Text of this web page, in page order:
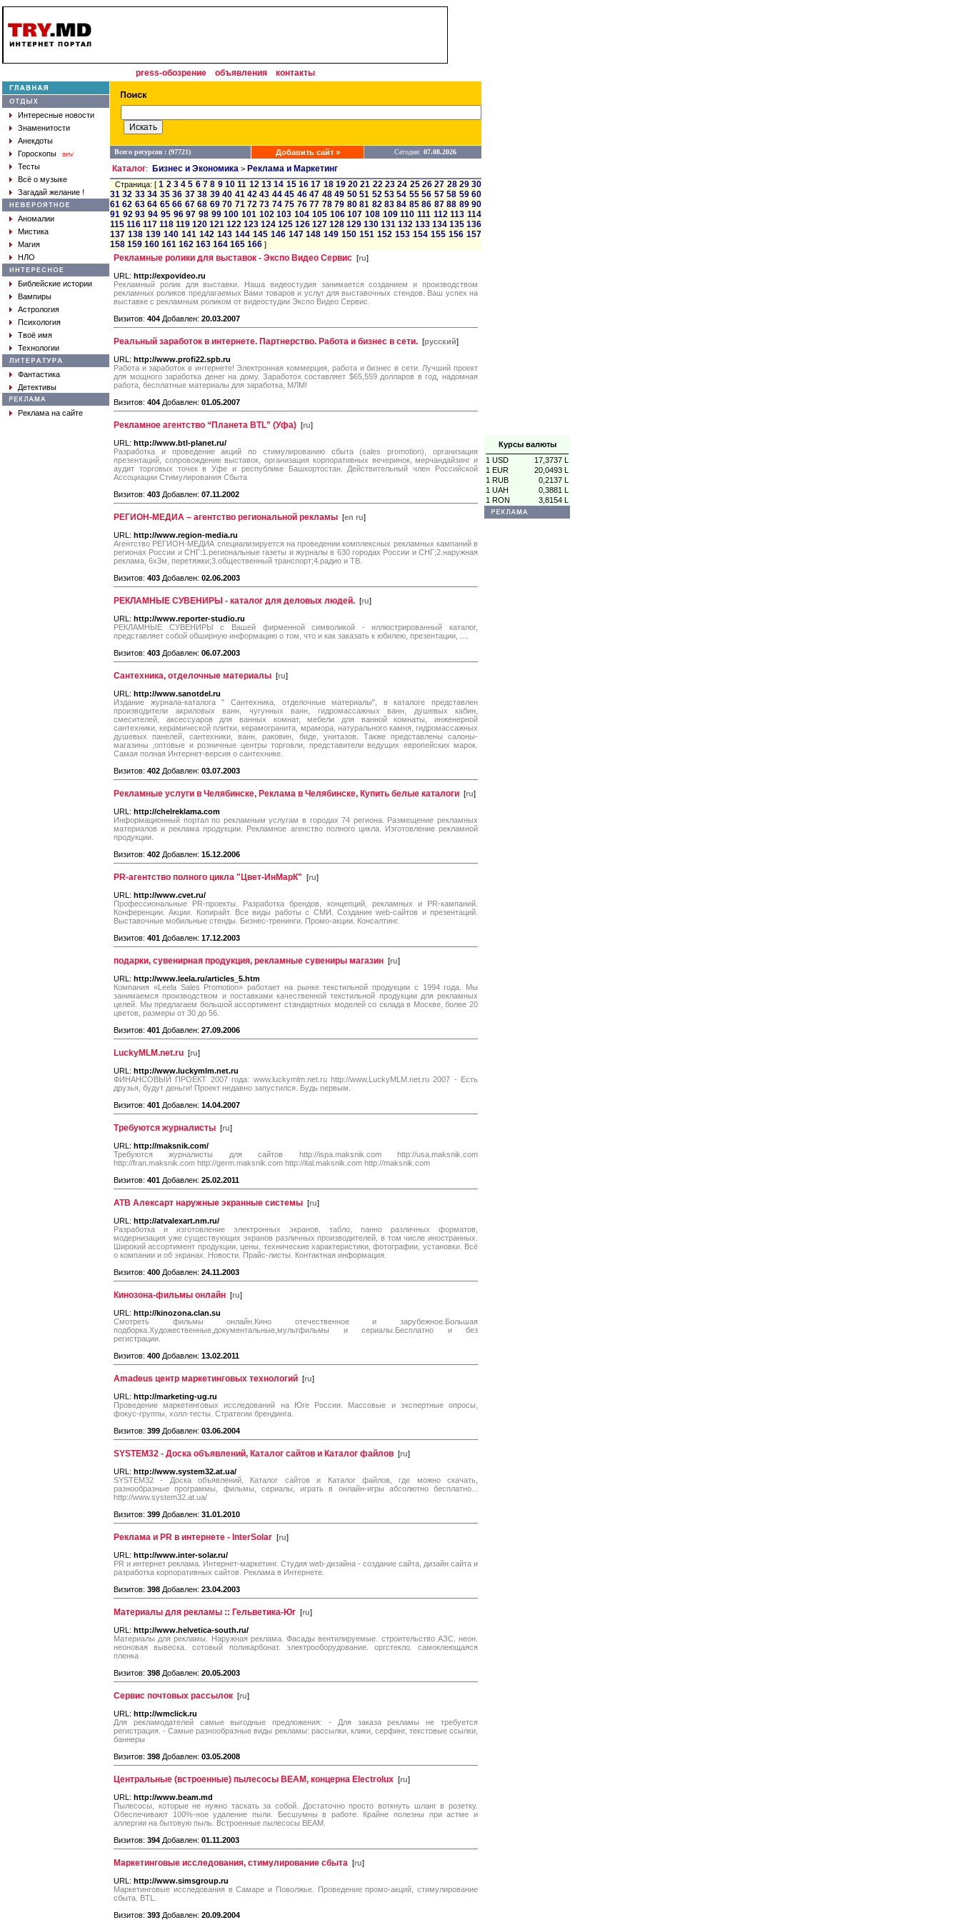
Курсы валюты
1 USD
17,3737 L
1 EUR
20,0493 L
1 RUB
0,2137 L
1 UAH
0,3881 L
1 RON
3,8154 L
press-обозрение объявления контакты
Интересные новости
Знаменитости
Анекдоты
Гороскопы
new
Тесты
Всё о музыке
Загадай желание !
Аномалии
Мистика
Магия
НЛО
Библейские истории
Вампиры
Астрология
Психология
Твоё имя
Технологии
Фантастика
Детективы
Реклама на сайте
Всего ресурсов : (97721) Добавить сайт » Сегодня: 07.08.2026
Каталог: Бизнес и Экономика > Реклама и Маркетинг
Страница: [1 2 3 4 5 6 7 8 9 10 11 12 13 14 15 16 17 18 19 20 21 22 23 24 25 26 27 28 29 30
31 32 33 34 35 36 37 38 39 40 41 42 43 44 45 46 47 48 49 50 51 52 53 54 55 56 57 58 59 60
61 62 63 64 65 66 67 68 69 70 71 72 73 74 75 76 77 78 79 80 81 82 83 84 85 86 87 88 89 90
91 92 93 94 95 96 97 98 99 100 101 102 103 104 105 106 107 108 109 110 111 112 113 114
115 116 117 118 119 120 121 122 123 124 125 126 127 128 129 130 131 132 133 134 135 136
137 138 139 140 141 142 143 144 145 146 147 148 149 150 151 152 153 154 155 156 157
158 159 160 161 162 163 164 165 166 ]
Рекламные ролики для выставок - Экспо Видео Сервис [ru]
URL: http://expovideo.ru
Рекламный ролик для выставки. Наша видеостудия занимается созданием и производством
рекламных роликов предлагаемых Вами товаров и услуг для выставочных стендов. Ваш успех на
выставке с рекламным роликом от видеостудии Экспо Видео Сервис.
Визитов: 404 Добавлен: 20.03.2007
Реальный заработок в интернете. Партнерство. Работа и бизнес в сети. [русский]
URL: http://www.profi22.spb.ru
Работа и заработок в интернете! Электронная коммерция, работа и бизнес в сети. Лучший проект
для мощного заработка денег на дому. Заработок составляет $65,559 долларов в год, надомная
работа, бесплатные материалы для заработка, МЛМ!
Визитов: 404 Добавлен: 01.05.2007
Рекламное агентство “Планета BTL” (Уфа) [ru]
URL: http://www.btl-planet.ru/
Разработка и проведение акций по стимулированию сбыта (sales promotion), организация
презентаций, сопровождение выставок, организация корпоративных вечеринок, мерчандайзинг и
аудит торговых точек в Уфе и республике Башкортостан. Действительный член Российской
Ассоциации Стимулирования Сбыта
Визитов: 403 Добавлен: 07.11.2002
РЕГИОН-МЕДИА – агентство региональной рекламы [en ru]
URL: http://www.region-media.ru
Агентство РЕГИОН-МЕДИА специализируется на проведении комплексных рекламных кампаний в
регионах России и СНГ:1.региональные газеты и журналы в 630 городах России и СНГ;2.наружная
реклама, 6х3м, перетяжки;3.общественный транспорт;4.радио и ТВ.
Визитов: 403 Добавлен: 02.06.2003
РЕКЛАМНЫE СУВЕНИРЫ - каталог для деловых людей. [ru]
URL: http://www.reporter-studio.ru
РЕКЛАМНЫЕ СУВЕНИРЫ с Вашей фирменной символикой - иллюстрированный каталог,
представляет собой обширную информацию о том, что и как заказать к юбилею, презентации, ....
Визитов: 403 Добавлен: 06.07.2003
Сантехника, отделочные материалы [ru]
URL: http://www.sanotdel.ru
Издание журнала-каталога " Сантехника, отделочные материалы", в каталоге представлен
производители акриловых ванн, чугунных ванн, гидромассажных ванн, душевых кабин,
смесителей, аксессуаров для ванных комнат, мебели для ванной комнаты, инженерной
сантехники, керамической плитки, керамогранита, мрамора, натурального камня, гидромассажных
душевых панелей, сантехники, ванн, раковин, биде, унитазов. Также представлены салоны-
магазины ,оптовые и розничные центры торговли, представители ведущих европейских марок.
Самая полная Интернет-версия о сантехнике.
Визитов: 402 Добавлен: 03.07.2003
Рекламные услуги в Челябинске, Реклама в Челябинске, Купить белые каталоги [ru]
URL: http://chelreklama.com
Информационный портал по рекламным услугам в городах 74 региона. Размещение рекламных
материалов и реклама продукции. Рекламное агенство полного цикла. Изготовление рекламной
продукции.
Визитов: 402 Добавлен: 15.12.2006
PR-агентство полного цикла "Цвет-ИнМарК" [ru]
URL: http://www.cvet.ru/
Профессиональные PR-проекты. Разработка брендов, концепций, рекламных и PR-кампаний.
Конференции. Акции. Копирайт. Все виды работы с СМИ. Создание web-сайтов и презентаций.
Выставочные мобильные стенды. Бизнес-тренинги. Промо-акции. Консалтинг.
Визитов: 401 Добавлен: 17.12.2003
подарки, сувенирная продукция, рекламные сувениры магазин [ru]
URL: http://www.leela.ru/articles_5.htm
Компания «Leela Sales Promotion» работает на рынке текстильной продукции с 1994 года. Мы
занимаемся производством и поставками качественной текстильной продукции для рекламных
целей. Мы предлагаем большой ассортимент стандартных моделей со склада в Москве, более 20
цветов, размеры от 30 до 56.
Визитов: 401 Добавлен: 27.09.2006
LuckyMLM.net.ru [ru]
URL: http://www.luckymlm.net.ru
ФИНАНСОВЫЙ ПРОЕКТ 2007 года: www.luckymlm.net.ru http://www.LuckyMLM.net.ru 2007 - Есть
друзья, будут деньги! Проект недавно запустился. Будь первым.
Визитов: 401 Добавлен: 14.04.2007
Требуются журналисты [ru]
URL: http://maksnik.com/
Требуются журналисты для сайтов http://ispa.maksnik.com http://usa.maksnik.com
http://fran.maksnik.com http://germ.maksnik.com http://ital.maksnik.com http://maksnik.com
Визитов: 401 Добавлен: 25.02.2011
АТВ Алексарт наружные экранные системы [ru]
URL: http://atvalexart.nm.ru/
Разработка и изготовление электронных экранов, табло, панно различных форматов,
модернизация уже существующих экранов различных производителей, в том числе иностранных.
Широкий ассортимент продукции, цены, технические характеристики, фотографии, установки. Всё
о компании и об экранах. Новости. Прайс-листы. Контактная информация.
Визитов: 400 Добавлен: 24.11.2003
Кинозона-фильмы онлайн [ru]
URL: http://kinozona.clan.su
Смотреть фильмы онлайн.Кино отечественное и зарубежное.Большая
подборка.Художественные,документальные,мультфильмы и сериалы.Бесплатно и без
регистрации.
Визитов: 400 Добавлен: 13.02.2011
Amadeus центр маркетинговых технологий [ru]
URL: http://marketing-ug.ru
Проведение маркетинговых исследований на Юге России. Массовые и экспертные опросы,
фокус-группы, холл-тесты. Стратегии брендинга.
Визитов: 399 Добавлен: 03.06.2004
SYSTEM32 - Доска объявлений, Каталог сайтов и Каталог файлов [ru]
URL: http://www.system32.at.ua/
SYSTEM32 - Доска объявлений, Каталог сайтов и Каталог файлов, где можно скачать,
разнообразные программы, фильмы, сериалы, играть в онлайн-игры абсолютно бесплатно...
http://www.system32.at.ua/
Визитов: 399 Добавлен: 31.01.2010
Реклама и PR в интернете - InterSolar [ru]
URL: http://www.inter-solar.ru/
PR и интернет реклама. Интернет-маркетинг. Студия web-дизайна - создание сайта, дизайн сайта и
разработка корпоративных сайтов. Реклама в Интернете.
Визитов: 398 Добавлен: 23.04.2003
Материалы для рекламы :: Гельветика-Юг [ru]
URL: http://www.helvetica-south.ru/
Материалы для рекламы. Наружная реклама. Фасады вентилируемые. строительство АЗС. неон.
неоновая вывеска. сотовый поликарбонат. электрооборудование. оргстекло. самоклеющаяся
пленка
Визитов: 398 Добавлен: 20.05.2003
Cервис почтовых рассылок [ru]
URL: http://wmclick.ru
Для рекламодателей самые выгодные предложения: - Для заказа рекламы не требуется
регистрация. - Самые разнообразные виды рекламы: рассылки, клики, серфинг, текстовые ссылки,
баннеры
Визитов: 398 Добавлен: 03.05.2008
Центральные (встроенные) пылесосы BEAM, концерна Electrolux [ru]
URL: http://www.beam.md
Пылесосы, которые не нужно таскать за собой. Достаточно просто воткнуть шланг в розетку.
Обеспечивают 100%-ное удаление пыли. Бесшумны в работе. Крайне полезны при астме и
аллергии на бытовую пыль. Встроенные пылесосы BEAM.
Визитов: 394 Добавлен: 01.11.2003
Маркетинговые исследования, стимулирование сбыта [ru]
URL: http://www.simsgroup.ru
Маркетинговые исследования в Самаре и Поволжье. Проведение промо-акций, стимулирование
сбыта. BTL.
Визитов: 393 Добавлен: 20.09.2004